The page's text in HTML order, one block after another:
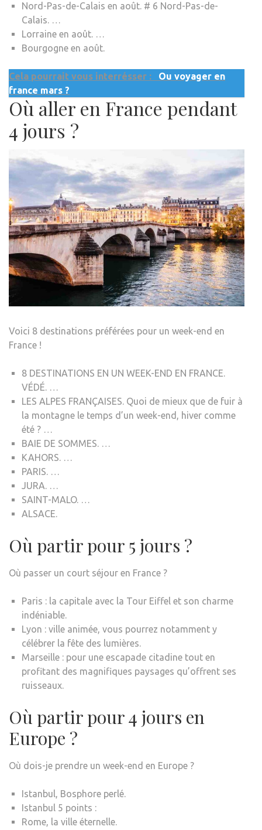
Nord-Pas-de-Calais en août. # 6 Nord-Pas-de-
Calais. …
Lorraine en août. …
Bourgogne en août.
Cela pourrait vous interrésser :
Ou voyager en
france mars ?
Où aller en France pendant
4 jours ?
Voici 8 destinations préférées pour un week-end en
France !
8 DESTINATIONS EN UN WEEK-END EN FRANCE.
VÉDÉ. …
LES ALPES FRANÇAISES. Quoi de mieux que de fuir à
la montagne le temps d’un week-end, hiver comme
été ? …
BAIE DE SOMMES. …
KAHORS. …
PARIS. …
JURA. …
SAINT-MALO. …
ALSACE.
Où partir pour 5 jours ?
Où passer un court séjour en France ?
Paris : la capitale avec la Tour Eiffel et son charme
indéniable.
Lyon : ville animée, vous pourrez notamment y
célébrer la fête des lumières.
Marseille : pour une escapade citadine tout en
profitant des magnifiques paysages qu’offrent ses
ruisseaux.
Où partir pour 4 jours en
Europe ?
Où dois-je prendre un week-end en Europe ?
Istanbul, Bosphore perlé.
Istanbul 5 points :
Rome, la ville éternelle.